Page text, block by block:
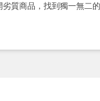
質商品，找到獨一無二的